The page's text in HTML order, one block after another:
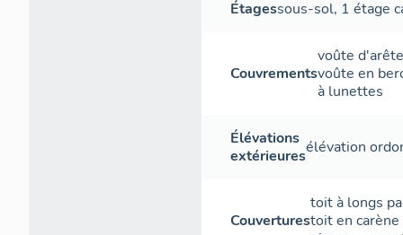
est garnie de
déplacées et
Étagessous-sol, 1 étage
Couvrements
voûte
voûte en
à lunettes
Élévations
extérieuresélévation
Couvertures
toit à longs
toit en carène